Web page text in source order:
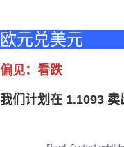
欧元兑美元
偏见：看跌
我们计划在 1.1093 卖